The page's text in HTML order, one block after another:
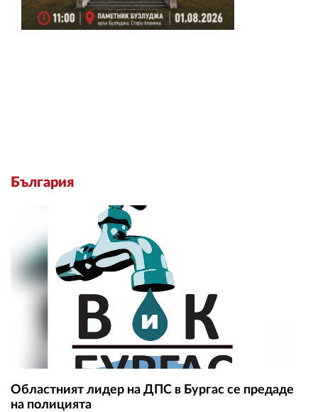
България
Областният лидер на ДПС в Бургас се предаде
на полицията